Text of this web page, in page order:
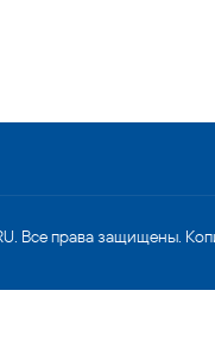
Все права защищены.